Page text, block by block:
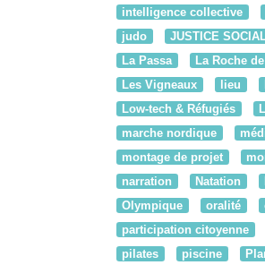
intelligence collective
judo
JUSTICE
La Passa
La Roche
Les Vigneaux
lieu
Low-tech & Réfugiés
marche nordique
montage de projet
narration
Natation
Olympique
oralité
participation citoyenne
pilates
piscine